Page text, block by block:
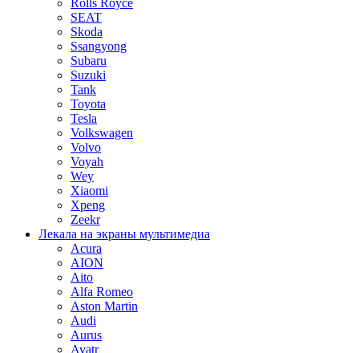
Rolls Royce
SEAT
Skoda
Ssangyong
Subaru
Suzuki
Tank
Toyota
Tesla
Volkswagen
Volvo
Voyah
Wey
Xiaomi
Xpeng
Zeekr
Лекала на экраны мультимедиа
Acura
AION
Aito
Alfa Romeo
Aston Martin
Audi
Aurus
Avatr